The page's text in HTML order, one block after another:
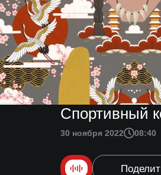
Спортивный
30 ноября 2022 08:40